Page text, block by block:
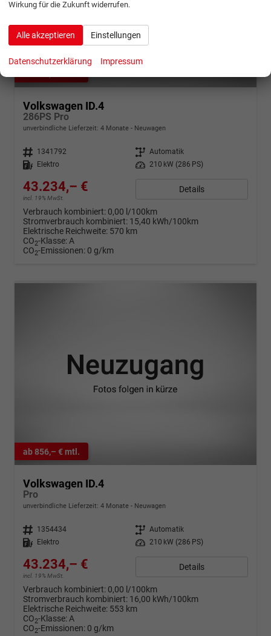
Volkswagen ID.4
286PS Pro
unverbindliche Lieferzeit: 4 Monate Neuwagen
Fahrzeugnr. 1341792 Getriebe Automatik
Kraftstoff
Elektro Leistung 210 kW (286 PS)
43.234,– €
incl. 19% MwSt.
Details
Verbrauch kombiniert: 0,00 l/100km
Stromverbrauch kombiniert: 15,40 kWh/100km
Elektrische Reichweite: 570 km
CO2-Klasse:A
CO2-Emissionen: 0 g/km
ab 856,– € mtl.
Volkswagen ID.4
Pro
unverbindliche Lieferzeit: 4 Monate Neuwagen
Fahrzeugnr. 1354434 Getriebe Automatik
Kraftstoff
Elektro Leistung 210 kW (286 PS)
43.234,– €
incl. 19% MwSt.
Details
Verbrauch kombiniert: 0,00 l/100km
Stromverbrauch kombiniert: 16,00 kWh/100km
Elektrische Reichweite: 553 km
CO2-Klasse:A
CO2-Emissionen: 0 g/km
Wirkung für die Zukunft widerrufen.
Alle akzeptieren Einstellungen
Datenschutzerklärung Impressum